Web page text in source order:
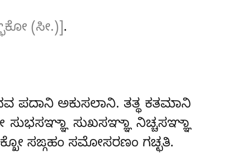
(ಸೀ.)] .
ಪದಾನಿ ಅಕುಸಲಾನಿ. ತತ್ಥ ಕತಮಾನಿ
ಸುಖಸಞ್ಞಾ ನಿಚ್ಚಸಞ್ಞಾ
ಸಙ್ಗಹಂ ಸಮೋಸರಣಂ ಗಚ್ಛತಿ.